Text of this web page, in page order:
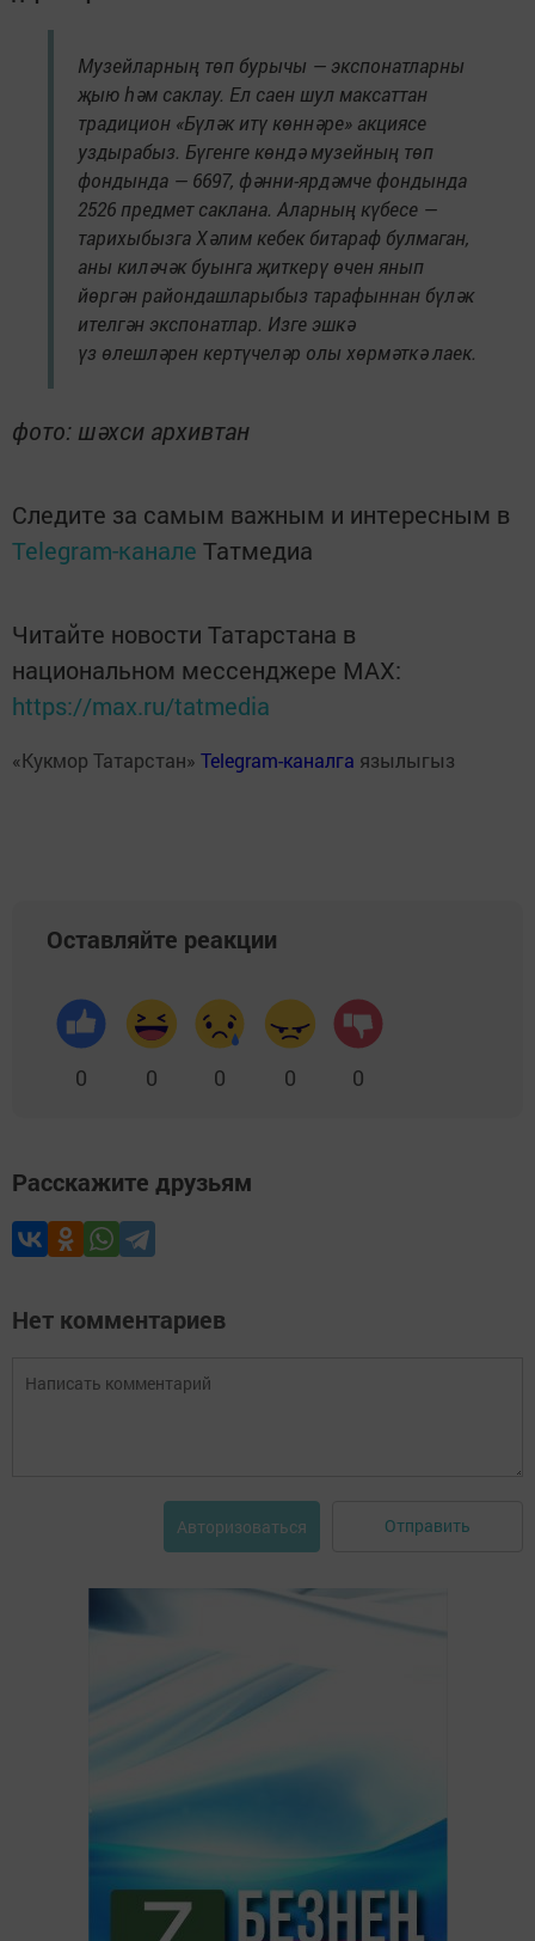
Музейларның төп бурычы — экспонатларны
җыю һәм саклау. Ел саен шул максаттан
традицион «Бүләк итү көннәре» акциясе
уздырабыз. Бүгенге көндә музейның төп
фондында — 6697, фәнни-ярдәмче фондында
2526 предмет саклана. Аларның күбесе —
тарихыбызга Хәлим кебек битараф булмаган,
аны киләчәк буынга җиткерү өчен янып
йөргән райондашларыбыз тарафыннан бүләк
ителгән экспонатлар. Изге эшкә
үз өлешләрен кертүчеләр олы хөрмәткә лаек.
фото: шәхси архивтан
Следите за самым важным и интересным в
Telegram-канале Татмедиа
Читайте новости Татарстана в
национальном мессенджере MАХ:
https://max.ru/tatmedia
«Кукмор Татарстан» Telegram-каналга язылыгыз
Оставляйте реакции
0 0 0 0 0
Расскажите друзьям
Нет комментариев
Авторизоваться Отправить